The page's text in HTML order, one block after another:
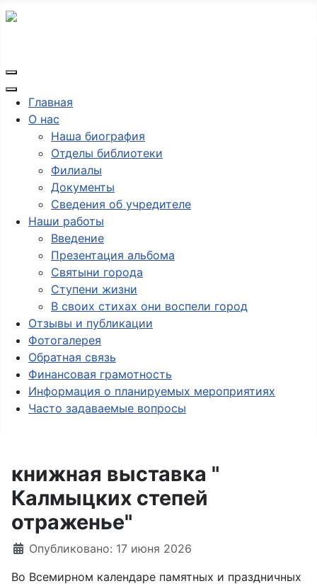
Главная
О нас
Наша биография
Отделы библиотеки
Филиалы
Документы
Сведения об учредителе
Наши работы
Введение
Презентация альбома
Святыни города
Ступени жизни
В своих стихах они воспели город
Отзывы и публикации
Фотогалерея
Обратная связь
Финансовая грамотность
Информация о планируемых мероприятиях
Часто задаваемые вопросы
книжная выставка "
Калмыцких степей
отраженье"
Опубликовано: 17 июня 2026
Во Всемирном календаре памятных и праздничных